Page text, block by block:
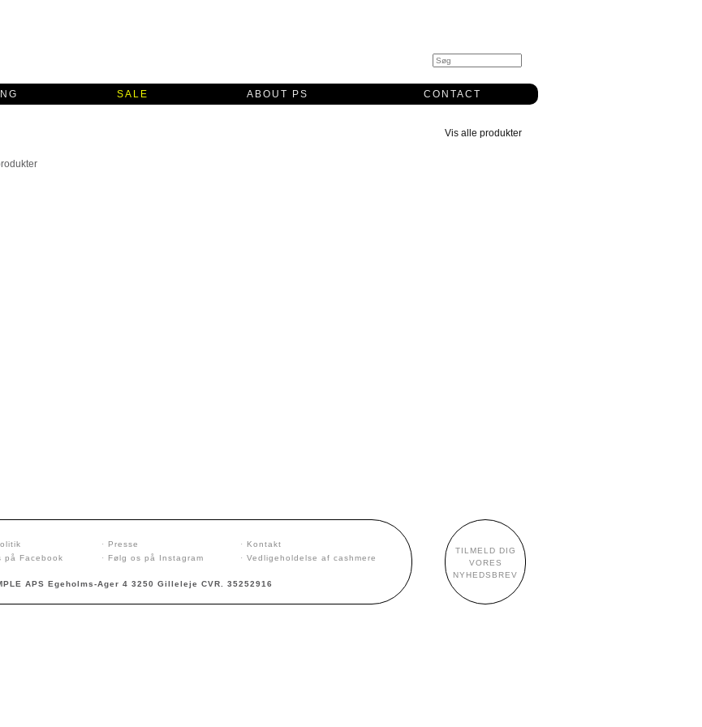
SALE ABOUT PS CONTACT
Vis alle produkter
· Presse · Kontakt
på Facebook · Følg os på Instagram · Vedligeholdelse af cashmere
APS Egeholms-Ager 4 3250 Gilleleje CVR. 35252916
TILMELD DIG
VORES
NYHEDSBREV